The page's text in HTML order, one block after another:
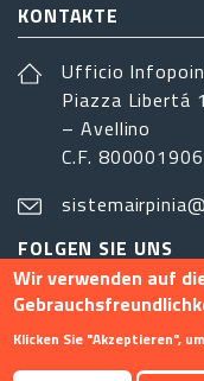
KONTAKTE
Ufficio
Piazza Libertá
– Avellino
C.F.
FOLGEN SIE UNS
Wir verwenden auf
Klicken Sie "Akzeptieren",